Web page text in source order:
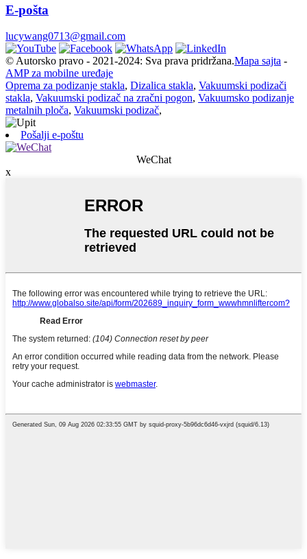
E-pošta
lucywang0713@gmail.com
© Autorsko pravo - 2021-2024: Sva prava pridržana.Mapa sajta -
AMP za mobilne uređaje
Oprema za podizanje stakla, Dizalica stakla, Vakuumski podizači
stakla, Vakuumski podizač na zračni pogon, Vakuumsko podizanje
metalnih ploča, Vakuumski podizač,
Pošalji e-poštu
WeChat
x